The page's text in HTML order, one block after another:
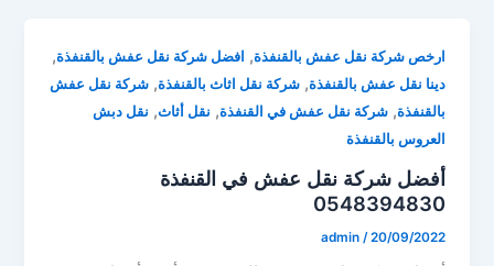
ارخص شركة نقل عفش بالقنفذة, افضل شركة نقل عفش بالقنفذة,
دينا نقل عفش بالقنفذة,شركة نقل اثاث بالقنفذة,شركة نقل عفش
بالقنفذة,شركة نقل عفش في القنفذة, نقل أثاث, نقل دبش
العروس بالقنفذة
أفضل شركة نقل عفش في القنفذة
0548394830
admin /20/09/2022